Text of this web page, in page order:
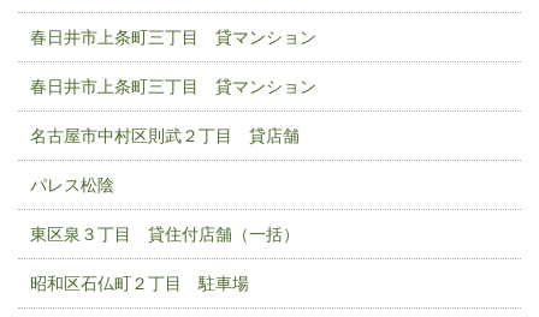
春日井市上条町三丁目 貸マンション
春日井市上条町三丁目 貸マンション
名古屋市中村区則武２丁目 貸店舗
パレス松陰
東区泉３丁目 貸住付店舗（一括）
昭和区石仏町２丁目 駐車場